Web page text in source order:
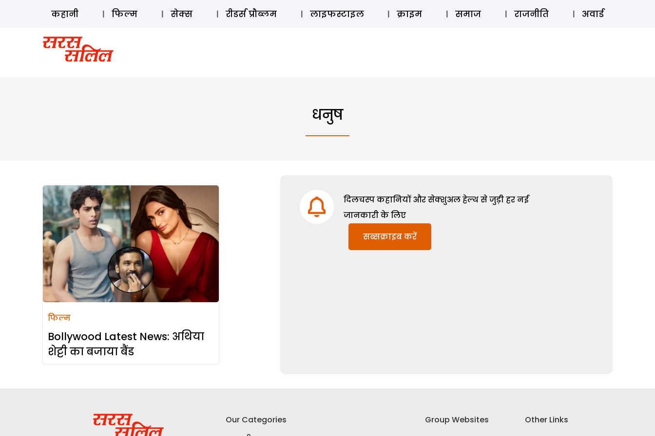
ऑडियो स्टोरी लॉग इन ⚲ SUBSCRIBE
कहानी फिल्म सेक्स रीडर्स प्रौब्लम लाइफस्टाइल क्राइम समाज राजनीति अवार्ड
धनुष
फिल्म
Bollywood Latest News: अथिया
शेट्टी का बजाया बैंड
दिलचस्प कहानियों और सेक्शुअल हेल्थ से जुड़ी हर नई
जानकारी के लिए
सब्सक्राइब करें
Our Categories
Group Websites
Other Links